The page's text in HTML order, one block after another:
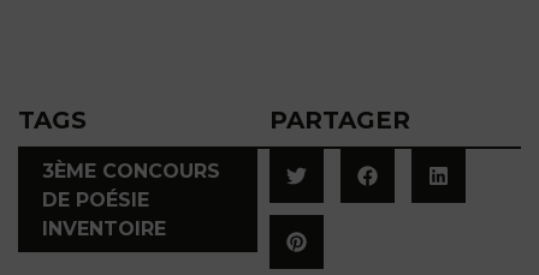
TAGS
3ÈME CONCOURS
DE POÉSIE
INVENTOIRE
PARTAGER